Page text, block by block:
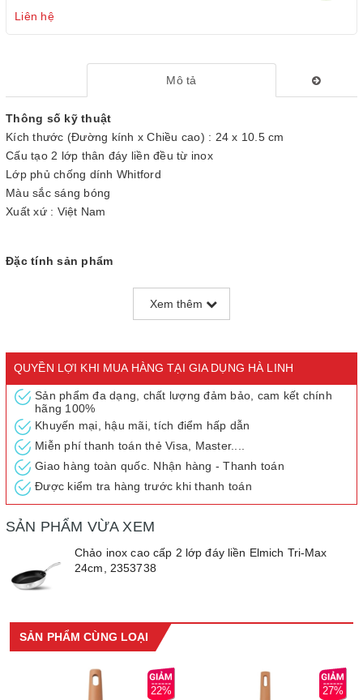
Liên hệ
Mô tả
Thông số kỹ thuật
Kích thước (Đường kính x Chiều cao) : 24 x 10.5 cm
Cấu tạo 2 lớp thân đáy liền đều từ inox
Lớp phủ chống dính Whitford
Màu sắc sáng bóng
Xuất xứ : Việt Nam
Đặc tính sản phẩm
và đáy. Thực phẩm chín đều được đảm bảo dinh dưỡng, không
gây cháy, dính sát thực phẩm.
Quaitalium của Whitford, tuyệt đối an toàn cho sức khỏe, dễ dàng
vệ sinh
- Cả thân và đáy từ inox cao cấp bắt nhiệt nhanh vượt trội. Hiệu
suất bắt từ lên tới 99%, giúp tiết kiệm chi phí đun nấu, tiết kiệm
năng lượng và thời gian
- Công nghệ stop–hot, quai cán inox cách nhiệt không bị nóng,
bỏng gây nguy hiểm khi nấu.
- Sản phẩm có bán lẻ theo chiếc, tùy thuộc vào nhu cầu sử dụng
của người dùng
- Sản phẩm phù hợp với tất các các loại bếp : bếp ga, bếp từ, bếp
Xem thêm
QUYỀN LỢI KHI MUA HÀNG TẠI GIA DỤNG HÀ LINH
Sản phẩm đa dạng, chất lượng đảm bảo, cam kết chính
hãng 100%
Khuyến mại, hậu mãi, tích điểm hấp dẫn
Miễn phí thanh toán thẻ Visa, Master....
Giao hàng toàn quốc. Nhận hàng - Thanh toán
Được kiểm tra hàng trước khi thanh toán
SẢN PHẨM VỪA XEM
Chảo inox cao cấp 2 lớp đáy liền Elmich Tri-Max
24cm, 2353738
SẢN PHẨM CÙNG LOẠI
22% 27%